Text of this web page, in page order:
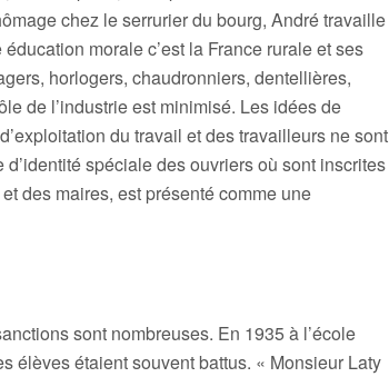
chez le serrurier du bourg, André travaille
morale c’est la France rurale et ses
horlogers, chaudronniers, dentellières,
de l’industrie est minimisé. Les idées de
du travail et des travailleurs ne sont
spéciale des ouvriers où sont inscrites
des maires, est présenté comme une
sont nombreuses. En 1935 à l’école
élèves étaient souvent battus. « Monsieur Laty